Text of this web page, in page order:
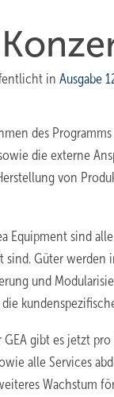
in Ausgabe
des
die externe
von
Equipment sind
sind. Güter
und
die
GEA gibt es jetzt
alle Services
Wachstum